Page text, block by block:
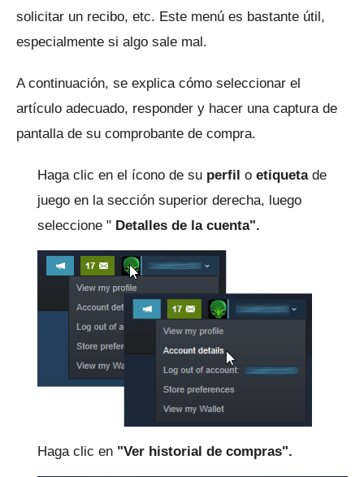
solicitar un recibo, etc. Este menú es bastante útil,
especialmente si algo sale mal.
A continuación, se explica cómo seleccionar el
artículo adecuado, responder y hacer una captura de
pantalla de su comprobante de compra.
Haga clic en el ícono de su perfil o etiquetade
juego en la sección superior derecha, luego
seleccione " Detalles de la cuenta".
Haga clic en "Ver historial de compras".